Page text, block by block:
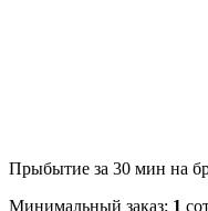
Прыбытие за 30 мин на
Минимальный заказ: 1